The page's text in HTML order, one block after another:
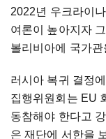
2022년 우크라이
여론이 높아지자
볼리비아에 국가
러시아 복귀 결정
집행위원회는 EU
동참해야 한다고
은 재단에 서한을